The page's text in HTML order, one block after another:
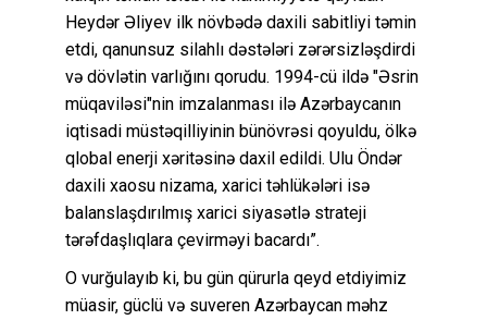
Heydər Əliyev ilk növbədə daxili sabitliyi təmin
etdi, qanunsuz silahlı dəstələri zərərsizləşdirdi
və dövlətin varlığını qorudu. 1994-cü ildə "Əsrin
müqaviləsi"nin imzalanması ilə Azərbaycanın
iqtisadi müstəqilliyinin bünövrəsi qoyuldu, ölkə
qlobal enerji xəritəsinə daxil edildi. Ulu Öndər
daxili xaosu nizama, xarici təhlükələri isə
balanslaşdırılmış xarici siyasətlə strateji
tərəfdaşlıqlara çevirməyi bacardı”.
O vurğulayıb ki, bu gün qürurla qeyd etdiyimiz
müasir, güclü və suveren Azərbaycan məhz